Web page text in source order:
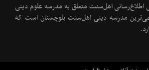
اطلاع‌رسانی اهل‌سنت متعلق به مدرسه علوم دینی
مدرسه دینی اهل‌سنت بلوچستان است که